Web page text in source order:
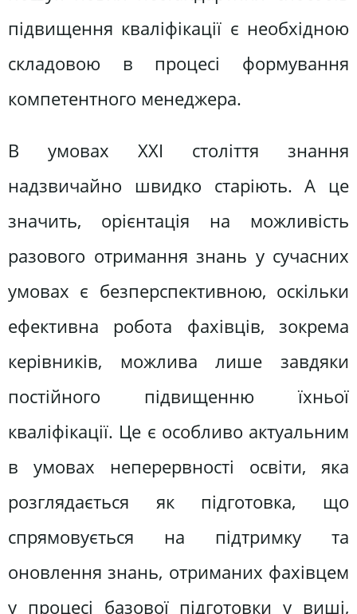
підвищення кваліфікації є необхідною
складовою в процесі формування
компетентного менеджера.
В умовах ХХІ століття знання
надзвичайно швидко старіють. А це
значить, орієнтація на можливість
разового отримання знань у сучасних
умовах є безперспективною, оскільки
ефективна робота фахівців, зокрема
керівників, можлива лише завдяки
постійного підвищенню їхньої
кваліфікації. Це є особливо актуальним
в умовах неперервності освіти, яка
розглядається як підготовка, що
спрямовується на підтримку та
оновлення знань, отриманих фахівцем
у процесі базової підготовки у виші,